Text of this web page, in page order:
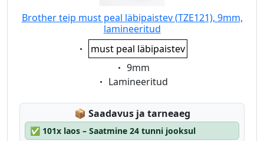
Brother teip must peal läbipaistev (TZE121), 9mm,
lamineeritud
Eigenschaft:
must peal läbipaistev
Eigenschaft:
9mm
Eigenschaft:
Lamineeritud
📦 Lagerstatus:
Saadavus ja tarneaeg
✅ 101x laos – Saatmine 24 tunni jooksul